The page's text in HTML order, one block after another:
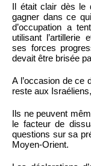
Il était clair dès le
gagner dans ce
d’occupation a
utilisant l’artillerie
ses forces
devait être brisée
A l’occasion de ce
reste aux
Ils ne peuvent
le facteur de
questions sur sa
Moyen-Orient.